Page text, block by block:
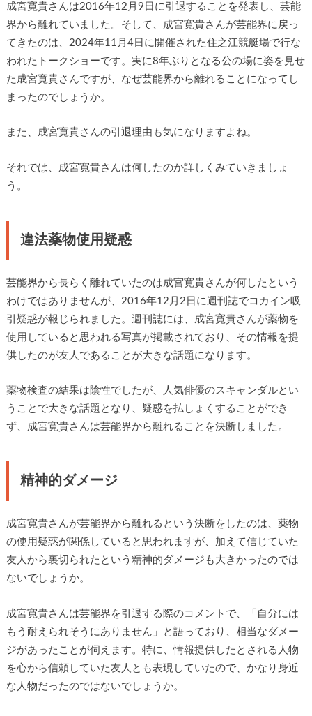
成宮寛貴さんは2016年12月9日に引退することを発表し、芸能
界から離れていました。そして、成宮寛貴さんが芸能界に戻っ
てきたのは、2024年11月4日に開催された住之江競艇場で行な
われたトークショーです。実に8年ぶりとなる公の場に姿を見せ
た成宮寛貴さんですが、なぜ芸能界から離れることになってし
まったのでしょうか。
また、成宮寛貴さんの引退理由も気になりますよね。
それでは、成宮寛貴さんは何したのか詳しくみていきましょ
う。
違法薬物使用疑惑
芸能界から長らく離れていたのは成宮寛貴さんが何したという
わけではありませんが、2016年12月2日に週刊誌でコカイン吸
引疑惑が報じられました。週刊誌には、成宮寛貴さんが薬物を
使用していると思われる写真が掲載されており、その情報を提
供したのが友人であることが大きな話題になります。
薬物検査の結果は陰性でしたが、人気俳優のスキャンダルとい
うことで大きな話題となり、疑惑を払しょくすることができ
ず、成宮寛貴さんは芸能界から離れることを決断しました。
精神的ダメージ
成宮寛貴さんが芸能界から離れるという決断をしたのは、薬物
の使用疑惑が関係していると思われますが、加えて信じていた
友人から裏切られたという精神的ダメージも大きかったのでは
ないでしょうか。
成宮寛貴さんは芸能界を引退する際のコメントで、「自分には
もう耐えられそうにありません」と語っており、相当なダメー
ジがあったことが伺えます。特に、情報提供したとされる人物
を心から信頼していた友人とも表現していたので、かなり身近
な人物だったのではないでしょうか。